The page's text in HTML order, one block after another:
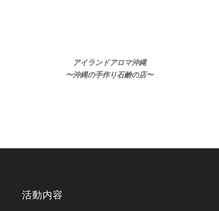
アイランドアロマ沖縄
〜沖縄の手作り石鹸の店〜
活動内容